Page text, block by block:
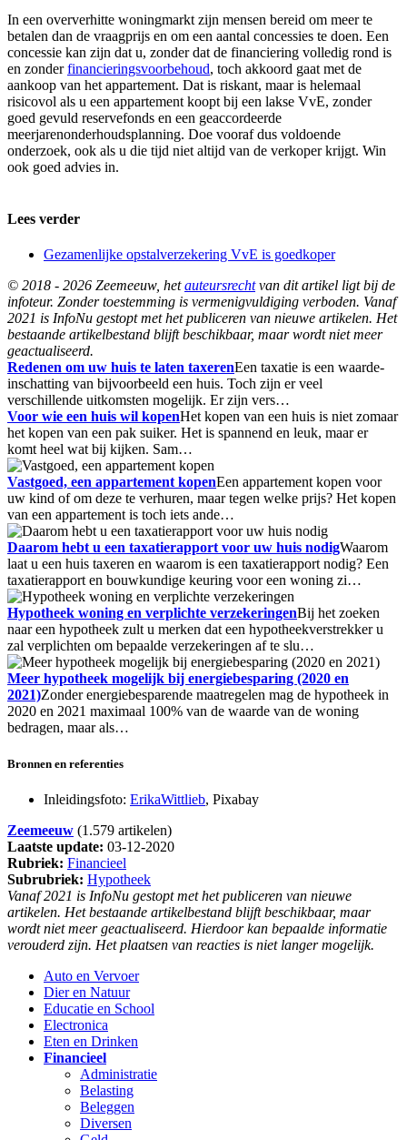
In een oververhitte woningmarkt zijn mensen bereid om meer te
betalen dan de vraagprijs en om een aantal concessies te doen. Een
concessie kan zijn dat u, zonder dat de financiering volledig rond is
en zonderfinancieringsvoorbehoud, toch akkoord gaat met de
aankoop van het appartement. Dat is riskant, maar is helemaal
risicovol als u een appartement koopt bij een lakse VvE, zonder
goed gevuld reservefonds en een geaccordeerde
meerjarenonderhoudsplanning. Doe vooraf dus voldoende
onderzoek, ook als u die tijd niet altijd van de verkoper krijgt. Win
ook goed advies in.
Lees verder
Gezamenlijke opstalverzekering VvE is goedkoper
© 2018 - 2026 Zeemeeuw, hetauteursrechtvan dit artikel ligt bij de
infoteur. Zonder toestemming is vermenigvuldiging verboden. Vanaf
2021 is InfoNu gestopt met het publiceren van nieuwe artikelen. Het
bestaande artikelbestand blijft beschikbaar, maar wordt niet meer
geactualiseerd.
Redenen om uw huis te laten taxerenEen taxatie is een waarde-
inschatting van bijvoorbeeld een huis. Toch zijn er veel
verschillende uitkomsten mogelijk. Er zijn vers…
Voor wie een huis wil kopenHet kopen van een huis is niet zomaar
het kopen van een pak suiker. Het is spannend en leuk, maar er
komt heel wat bij kijken. Sam…
Vastgoed, een appartement kopenEen appartement kopen voor
uw kind of om deze te verhuren, maar tegen welke prijs? Het kopen
van een appartement is toch iets ande…
Daarom hebt u een taxatierapport voor uw huis nodigWaarom
laat u een huis taxeren en waarom is een taxatierapport nodig? Een
taxatierapport en bouwkundige keuring voor een woning zi…
Hypotheek woning en verplichte verzekeringenBij het zoeken
naar een hypotheek zult u merken dat een hypotheekverstrekker u
zal verplichten om bepaalde verzekeringen af te slu…
Meer hypotheek mogelijk bij energiebesparing (2020 en
2021)Zonder energiebesparende maatregelen mag de hypotheek in
2020 en 2021 maximaal 100% van de waarde van de woning
bedragen, maar als…
Bronnen en referenties
Inleidingsfoto: ErikaWittlieb, Pixabay
Zeemeeuw (1.579 artikelen)
Laatste update: 03-12-2020
Rubriek: Financieel
Subrubriek: Hypotheek
Vanaf 2021 is InfoNu gestopt met het publiceren van nieuwe
artikelen. Het bestaande artikelbestand blijft beschikbaar, maar
wordt niet meer geactualiseerd. Hierdoor kan bepaalde informatie
verouderd zijn. Het plaatsen van reacties is niet langer mogelijk.
Auto en Vervoer
Dier en Natuur
Educatie en School
Electronica
Eten en Drinken
Financieel
Administratie
Belasting
Beleggen
Diversen